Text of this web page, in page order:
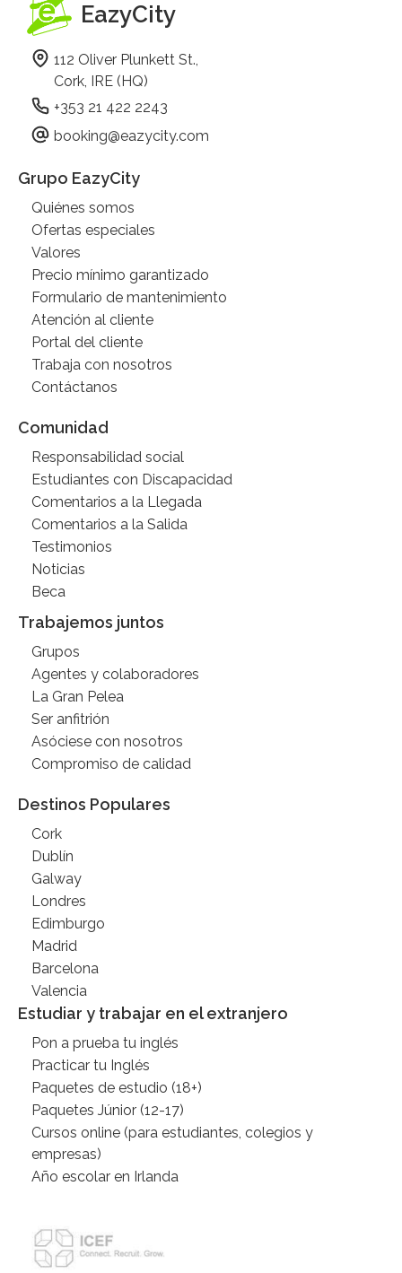
EazyCity
112 Oliver Plunkett St.,
Cork, IRE (HQ)
+353 21 422 2243
booking@eazycity.com
Grupo EazyCity
Quiénes somos
Ofertas especiales
Valores
Precio mínimo garantizado
Formulario de mantenimiento
Atención al cliente
Portal del cliente
Trabaja con nosotros
Contáctanos
Comunidad
Responsabilidad social
Estudiantes con Discapacidad
Comentarios a la Llegada
Comentarios a la Salida
Testimonios
Noticias
Beca
Trabajemos juntos
Grupos
Agentes y colaboradores
La Gran Pelea
Ser anfitrión
Asóciese con nosotros
Compromiso de calidad
Destinos Populares
Cork
Dublín
Galway
Londres
Edimburgo
Madrid
Barcelona
Valencia
Estudiar y trabajar en el extranjero
Pon a prueba tu inglés
Practicar tu Inglés
Paquetes de estudio (18+)
Paquetes Júnior (12-17)
Cursos online (para estudiantes, colegios y
empresas)
Año escolar en Irlanda